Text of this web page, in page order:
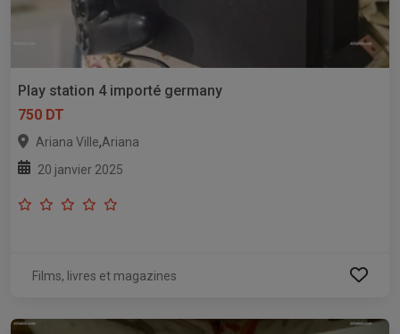
Play station 4 importé germany
750 DT
Ariana Ville,Ariana
20 janvier 2025
Films, livres et magazines